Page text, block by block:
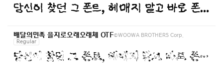
당신이 찾던 그 폰트, 헤매지 말고 바로 폰코!
배달의민족 을지로오래오래체 OTF©WOOWA BROTHERS Corp.
Regular
당신이 찾던 그 폰트, 헤매지 말고 바로 폰코!